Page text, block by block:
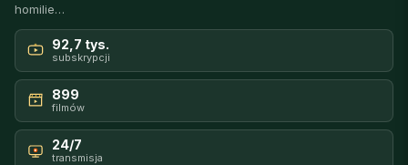
homilie…
92,7 tys.
subskrypcji
899
filmów
24/7
transmisja